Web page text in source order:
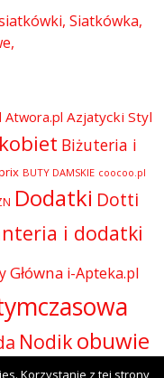
Siatkówka
Atwora.pl Azjatycki Styl
Biżuteria i
BUTY DAMSKIE coocoo.pl
Dodatki Dotti
i dodatki
Główna i-Apteka.pl
Nodik obuwie
Korzystanie z tej strony